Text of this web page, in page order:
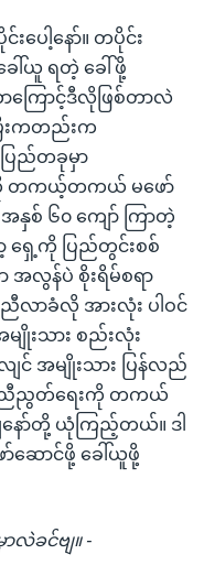
ပေါ့နော်။ တပိုင်း
ါ်ယူ ရတဲ့ ခေါ်ဖို့
ာကြောင့်ဒီလိုဖြစ်တာလဲ
ြီးကတည်းက
ပြည်တခုမှာ
ကို တကယ့်တကယ် မဖော်
နှစ် ၆၀ ကျော် ကြာတဲ့
ရှေ့ကို ပြည်တွင်းစစ်
လွန်ပဲ စိုးရိမ်စရာ
လာခံလို အားလုံး ပါဝင်
ျိုးသား စည်းလုံး
အမျိုးသား ပြန်လည်
းညီညွတ်ရေးကို တကယ်
ော်တို့ ယုံကြည့်တယ်။ ဒါ
ောင်ဖို့ ခေါ်ယူဖို့
ခင်ဗျ။ -